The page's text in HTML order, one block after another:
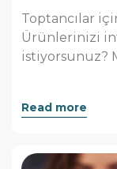
Toptancılar
Ürünlerinizi
istiyorsunuz?
Read more